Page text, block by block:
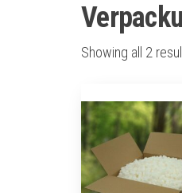
Showing all 2